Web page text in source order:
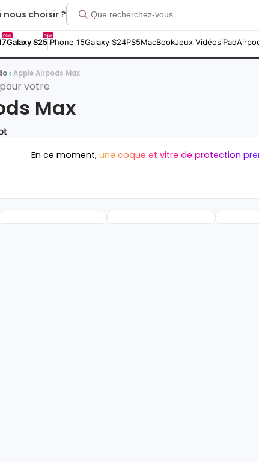
nous choisir ?
new
Galaxy S25
new
iPhone 15Galaxy S24PS5MacBookJeux VidéosiPad
Apple Airpods Max
votre
Max
En ce moment, une coque et vitre de protection